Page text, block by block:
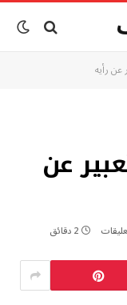
عن رأيه
عن
2 دقائق